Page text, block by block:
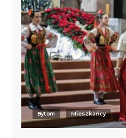
Bytom Mieszkańcy